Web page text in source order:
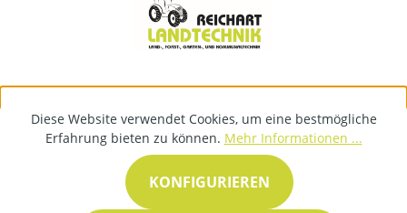
Diese Website verwendet Cookies, um eine bestmögliche
Erfahrung bieten zu können. Mehr Informationen ...
KONFIGURIEREN